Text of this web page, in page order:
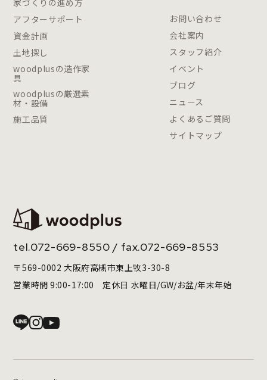
アフターサポート
資金計画
土地探し
woodplusの造作家
具
woodplusの厳選素
材・設備
施工品質
お問い合わせ
会社案内
スタッフ紹介
イベント
ブログ
ニュース
よくあるご質問
サイトマップ
tel.072-669-8550 / fax.072-669-8553
〒569-0002 大阪府高槻市東上牧3-30-8
営業時間 9:00-17:00 定休日 水曜日/GW/お盆/年末年始